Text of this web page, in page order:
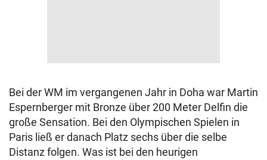
Bei der WM im vergangenen Jahr in Doha war Martin
Espernberger mit Bronze über 200 Meter Delfin die
große Sensation. Bei den Olympischen Spielen in
Paris ließ er danach Platz sechs über die selbe
Distanz folgen. Was ist bei den heurigen